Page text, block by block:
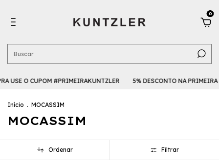
0
CUPOM #PRIMEIRAKUNTZLER 5% DESCONTO NA PRIMEIRA
Início . MOCASSIM
MOCASSIM
Ordenar Filtrar